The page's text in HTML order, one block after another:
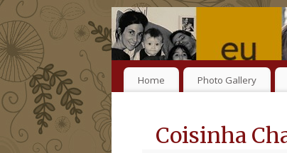
Home Photo Gallery
Coisinha